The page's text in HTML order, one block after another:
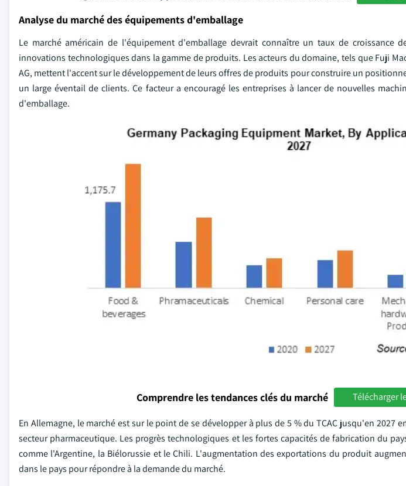
Analyse du marché des équipements d'emballage
Le marché américain de l'équipement d'emballage devrait connaître un taux de croissance
innovations technologiques dans la gamme de produits. Les acteurs du domaine, tels que Fuji
AG, mettent l'accent sur le développement de leurs offres de produits pour construire un
un large éventail de clients. Ce facteur a encouragé les entreprises à lancer de nouvelles
d'emballage.
Comprendre les tendances clés du marché Télécharger
En Allemagne, le marché est sur le point de se développer à plus de 5 % du TCAC jusqu'en 2027
secteur pharmaceutique. Les progrès technologiques et les fortes capacités de fabrication du
comme l'Argentine, la Biélorussie et le Chili. L'augmentation des exportations du produit
dans le pays pour répondre à la demande du marché.